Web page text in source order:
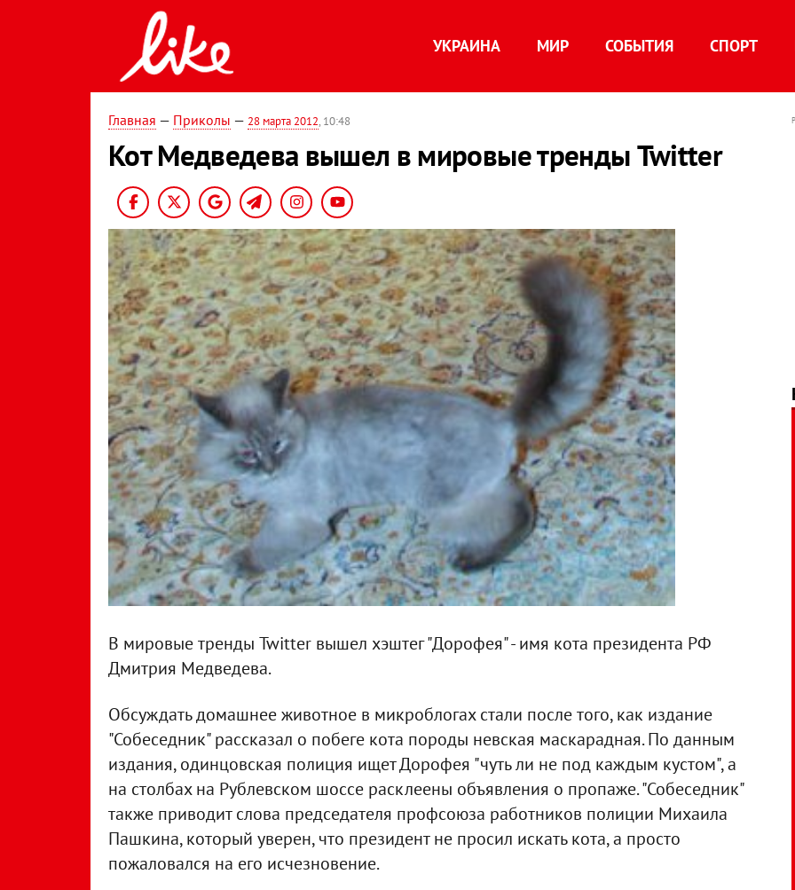
УКРАИНА МИР СОБЫТИЯ СПОРТ
Главная — Приколы — 28 марта 2012, 10:48
Кот Медведева вышел в мировые тренды Twitter
В мировые тренды Twitter вышел хэштег "Дорофея" - имя кота президента РФ
Дмитрия Медведева.
Обсуждать домашнее животное в микроблогах стали после того, как издание
"Собеседник" рассказал о побеге кота породы невская маскарадная. По данным
издания, одинцовская полиция ищет Дорофея "чуть ли не под каждым кустом", а
на столбах на Рублевском шоссе расклеены объявления о пропаже. "Собеседник"
также приводит слова председателя профсоюза работников полиции Михаила
Пашкина, который уверен, что президент не просил искать кота, а просто
пожаловался на его исчезновение.